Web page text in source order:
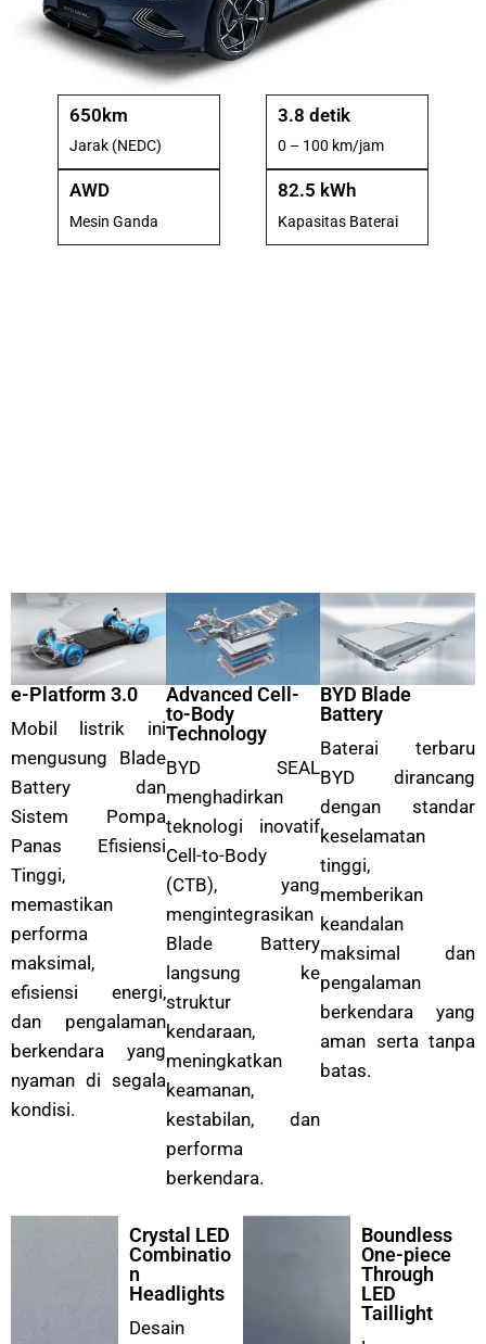
650km
Jarak (NEDC)
3.8 detik
0 – 100 km/jam
AWD
Mesin Ganda
82.5 kWh
Kapasitas Baterai
e-Platform 3.0
Mobil listrik ini
mengusung Blade
Battery dan
Sistem Pompa
Panas Efisiensi
Tinggi,
memastikan
performa
maksimal,
efisiensi energi,
dan pengalaman
berkendara yang
nyaman di segala
kondisi.
Advanced Cell-
to-Body
Technology
BYD SEAL
menghadirkan
teknologi inovatif
Cell-to-Body
(CTB), yang
mengintegrasikan
Blade Battery
langsung ke
struktur
kendaraan,
meningkatkan
keamanan,
kestabilan, dan
performa
berkendara.
BYD Blade
Battery
Baterai terbaru
BYD dirancang
dengan standar
keselamatan
tinggi,
memberikan
keandalan
maksimal dan
pengalaman
berkendara yang
aman serta tanpa
batas.
Crystal LED
Combinatio
n
Headlights
Desain
Boundless
One-piece
Through
LED
Taillight